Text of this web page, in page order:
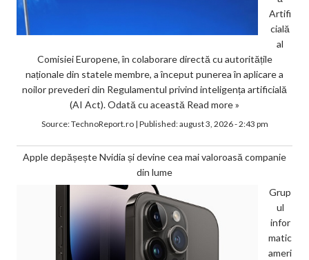
Artifi
cială
al
Comisiei Europene, în colaborare directă cu autoritățile
naționale din statele membre, a început punerea în aplicare a
noilor prevederi din Regulamentul privind inteligența artificială
(AI Act). Odată cu această Read more »
Source:TechnoReport.ro| Published:august 3, 2026 - 2:43 pm
Apple depășește Nvidia și devine cea mai valoroasă companie
din lume
Grup
ul
infor
matic
ameri